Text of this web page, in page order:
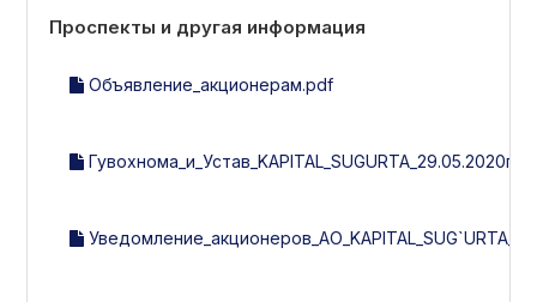
Проспекты и другая информация
Объявление_акционерам.pdf